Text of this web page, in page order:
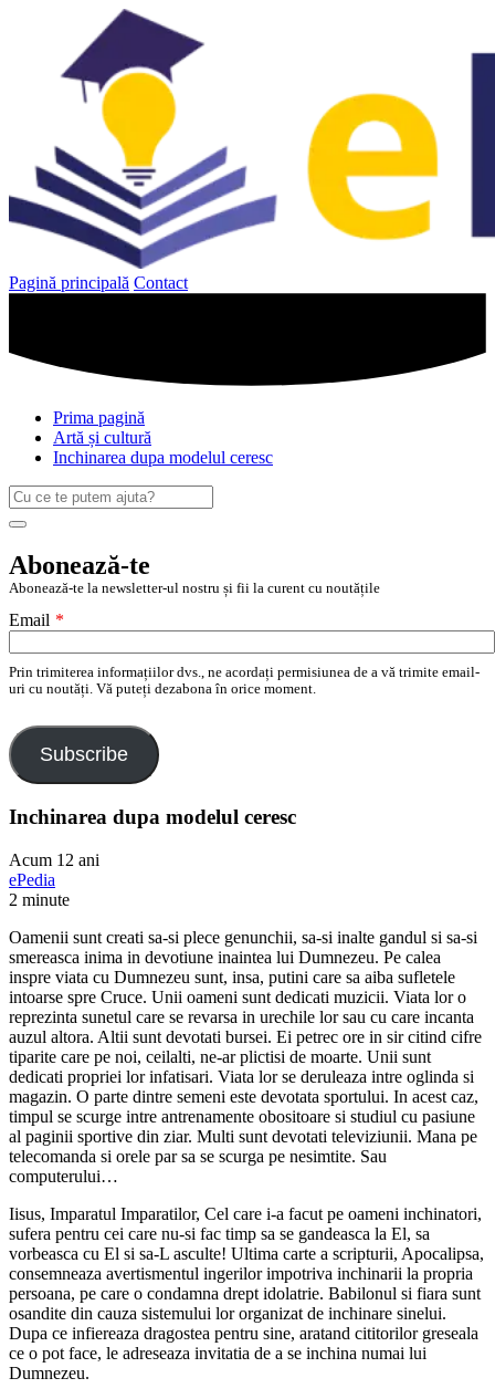
Pagină principală Contact
Prima pagină
Artă și cultură
Inchinarea dupa modelul ceresc
Caută
după:
Search
Abonează-te
Abonează-te la newsletter-ul nostru și fii la curent cu noutățile
Email *
Prin trimiterea informațiilor dvs., ne acordați permisiunea de a vă trimite email-
uri cu noutăți. Vă puteți dezabona în orice moment.
Subscribe
Inchinarea dupa modelul ceresc
Acum 12 ani
ePedia
2 minute
Oamenii sunt creati sa-si plece genunchii, sa-si inalte gandul si sa-si
smereasca inima in devotiune inaintea lui Dumnezeu. Pe calea
inspre viata cu Dumnezeu sunt, insa, putini care sa aiba sufletele
intoarse spre Cruce. Unii oameni sunt dedicati muzicii. Viata lor o
reprezinta sunetul care se revarsa in urechile lor sau cu care incanta
auzul altora. Altii sunt devotati bursei. Ei petrec ore in sir citind cifre
tiparite care pe noi, ceilalti, ne-ar plictisi de moarte. Unii sunt
dedicati propriei lor infatisari. Viata lor se deruleaza intre oglinda si
magazin. O parte dintre semeni este devotata sportului. In acest caz,
timpul se scurge intre antrenamente obositoare si studiul cu pasiune
al paginii sportive din ziar. Multi sunt devotati televiziunii. Mana pe
telecomanda si orele par sa se scurga pe nesimtite. Sau
computerului…
Iisus, Imparatul Imparatilor, Cel care i-a facut pe oameni inchinatori,
sufera pentru cei care nu-si fac timp sa se gandeasca la El, sa
vorbeasca cu El si sa-L asculte! Ultima carte a scripturii, Apocalipsa,
consemneaza avertismentul ingerilor impotriva inchinarii la propria
persoana, pe care o condamna drept idolatrie. Babilonul si fiara sunt
osandite din cauza sistemului lor organizat de inchinare sinelui.
Dupa ce infiereaza dragostea pentru sine, aratand cititorilor greseala
ce o pot face, le adreseaza invitatia de a se inchina numai lui
Dumnezeu.